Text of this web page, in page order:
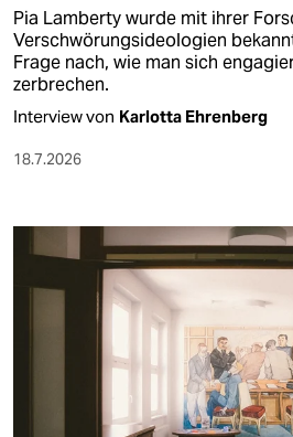
Pia Lamberty wurde mit ihrer
Verschwörungsideologien
Frage nach, wie man sich
zerbrechen.
Interview von Karlotta Ehrenberg
18.7.2026